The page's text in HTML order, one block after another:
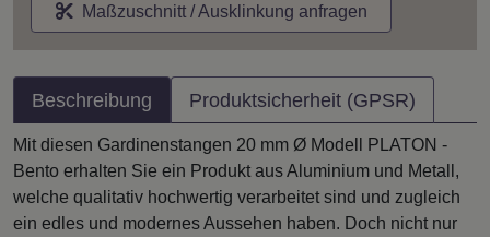
Maßzuschnitt / Ausklinkung anfragen
Beschreibung Produktsicherheit (GPSR)
Mit diesen Gardinenstangen 20 mm Ø Modell PLATON -
Bento erhalten Sie ein Produkt aus Aluminium und Metall,
welche qualitativ hochwertig verarbeitet sind und zugleich
ein edles und modernes Aussehen haben. Doch nicht nur